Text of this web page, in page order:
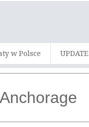
w Polsce UPDATE